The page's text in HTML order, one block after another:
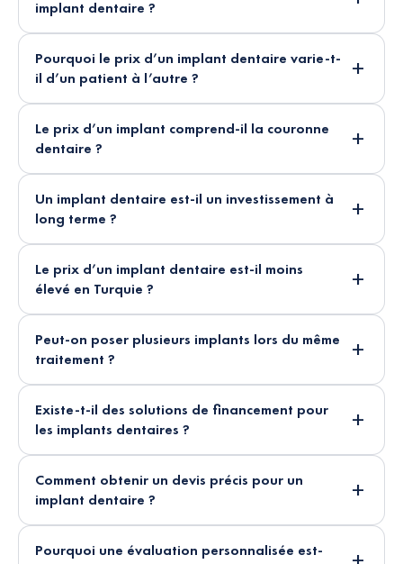
implant dentaire ?
Pourquoi le prix d’un implant dentaire varie-t-
il d’un patient à l’autre ?
Le prix d’un implant comprend-il la couronne
dentaire ?
Un implant dentaire est-il un investissement à
long terme ?
Le prix d’un implant dentaire est-il moins
élevé en Turquie ?
Peut-on poser plusieurs implants lors du même
traitement ?
Existe-t-il des solutions de financement pour
les implants dentaires ?
Comment obtenir un devis précis pour un
implant dentaire ?
Pourquoi une évaluation personnalisée est-